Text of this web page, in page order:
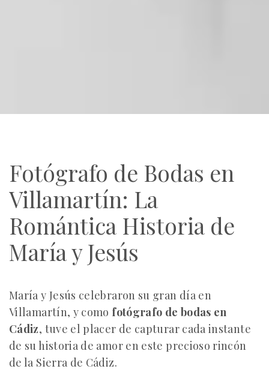
Fotógrafo de Bodas en
Villamartín: La
Romántica Historia de
María y Jesús
María y Jesús celebraron su gran día en
Villamartín, y como fotógrafo de bodas en
Cádiz, tuve el placer de capturar cada instante
de su historia de amor en este precioso rincón
de la Sierra de Cádiz.